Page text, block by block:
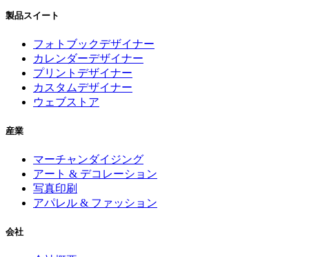
製品スイート
フォトブックデザイナー
カレンダーデザイナー
プリントデザイナー
カスタムデザイナー
ウェブストア
産業
マーチャンダイジング
アート & デコレーション
写真印刷
アパレル & ファッション
会社